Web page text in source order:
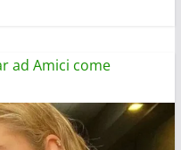
ad Amici come